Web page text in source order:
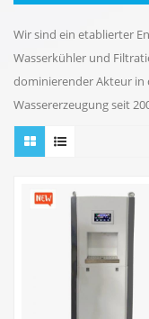
Wir sind ein etablierter
Wasserkühler und
dominierender Akteur in
Wassererzeugung seit